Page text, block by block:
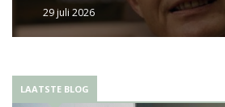
29 juli 2026
LAATSTE BLOG